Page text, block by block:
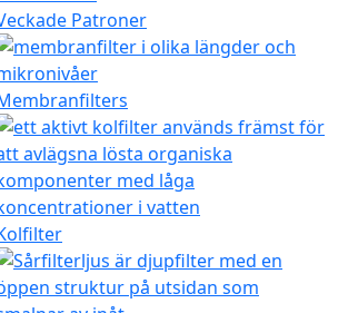
Patroner